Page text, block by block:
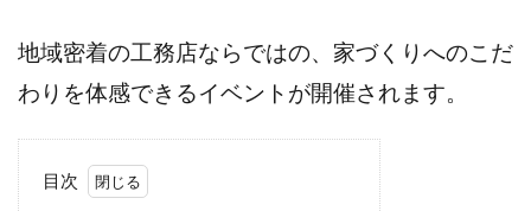
地域密着の工務店ならではの、家づくりへのこだ
わりを体感できるイベントが開催されます。
目次